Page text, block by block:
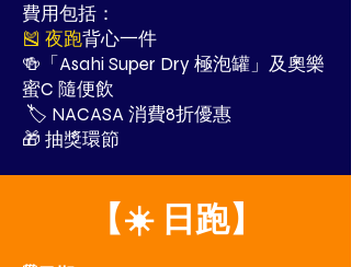
費用包括：
🎽 夜跑背心一件
🍻「Asahi Super Dry 極泡罐」及奧樂
蜜C 隨便飲
🏷 NACASA 消費8折優惠
🎁 抽獎環節
【☀️ 日跑】